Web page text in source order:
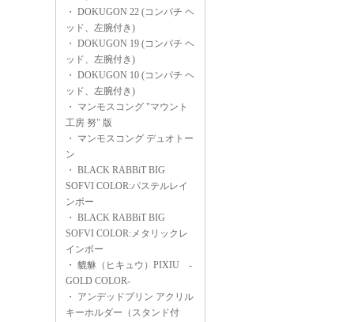
・ DOKUGON 22 (コンパチ ヘ
ッド、左腕付き)
・ DOKUGON 19 (コンパチ ヘ
ッド、左腕付き)
・ DOKUGON 10 (コンパチ ヘ
ッド、左腕付き)
・ マンモスコング "マウント
工房 努" 版
・ マンモスコング デュオトー
ン
・ BLACK RABBiT BIG
SOFVI COLOR:パステルレイ
ンボー
・ BLACK RABBiT BIG
SOFVI COLOR:メタリックレ
インボー
・ 貔貅（ヒキュウ）PIXIU -
GOLD COLOR-
・ アンデッドプリン アクリル
キーホルダー（スタンド付